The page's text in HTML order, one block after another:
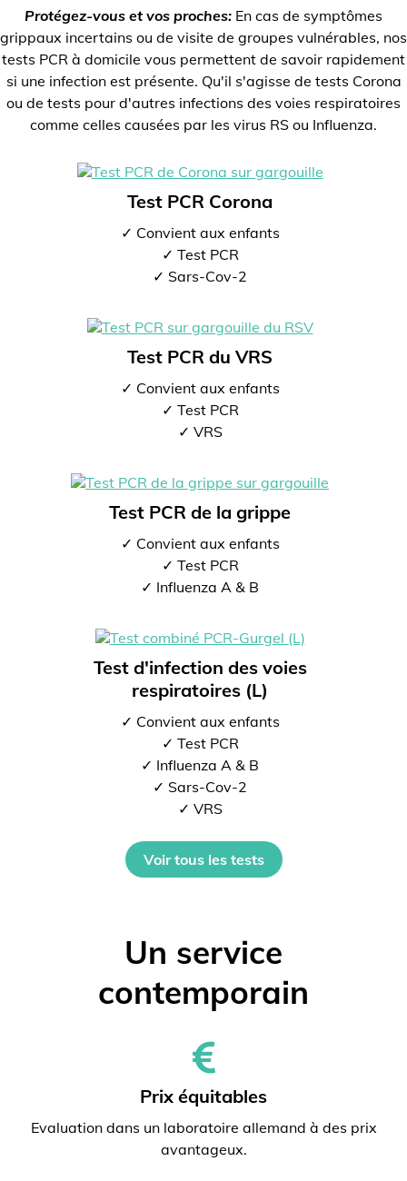
Protégez-vous et vos proches: En cas de symptômes
grippaux incertains ou de visite de groupes vulnérables, nos
tests PCR à domicile vous permettent de savoir rapidement
si une infection est présente. Qu'il s'agisse de tests Corona
ou de tests pour d'autres infections des voies respiratoires
comme celles causées par les virus RS ou Influenza.
Test PCR Corona
✓ Convient aux enfants
✓ Test PCR
✓ Sars-Cov-2
Test PCR du VRS
✓ Convient aux enfants
✓ Test PCR
✓ VRS
Test PCR de la grippe
✓ Convient aux enfants
✓ Test PCR
✓ Influenza A & B
Test d'infection des voies
respiratoires (L)
✓ Convient aux enfants
✓ Test PCR
✓ Influenza A & B
✓ Sars-Cov-2
✓ VRS
Voir tous les tests
Un service
contemporain
Prix ​​équitables
Evaluation dans un laboratoire allemand à des prix
avantageux.